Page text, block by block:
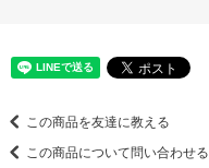
この商品を友達に教える
この商品について問い合わせる